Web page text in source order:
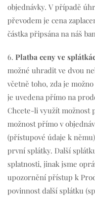
objednávky. V případě
převodem je cena
částka připsána na náš
6. Platba ceny ve
možné uhradit ve dvou
včetně toho, zda je
je uvedena přímo na
Chcete-li využít možnost
možnost přímo v
(přístupové údaje k
první splátky. Další
splatnosti, jinak jsme
upozornění přístup k
povinnost další splátku